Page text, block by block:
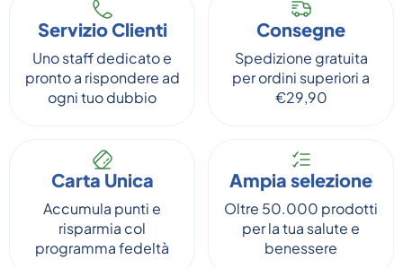
Servizio Clienti
Uno staff dedicato e
pronto a rispondere ad
ogni tuo dubbio
Consegne
Spedizione gratuita
per ordini superiori a
€29,90
Carta Unica
Accumula punti e
risparmia col
programma fedeltà
Ampia selezione
Oltre 50.000 prodotti
per la tua salute e
benessere